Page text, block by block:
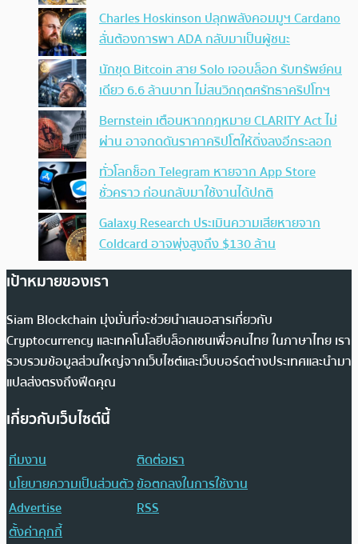
Charles Hoskinson ปลุกพลังคอมมูฯ Cardano
ลั่นต้องการพา ADA กลับมาเป็นผู้ชนะ
นักขุด Bitcoin สาย Solo เจอบล็อก รับทรัพย์คน
เดียว 6.6 ล้านบาท ไม่สนวิกฤตศรัทธาคริปโทฯ
Bernstein เตือนหากกฎหมาย CLARITY Act ไม่
ผ่าน อาจกดดันราคาคริปโตให้ดิ่งลงอีกระลอก
ทั่วโลกช็อก Telegram หายจาก App Store
ชั่วคราว ก่อนกลับมาใช้งานได้ปกติ
Galaxy Research ประเมินความเสียหายจาก
Coldcard อาจพุ่งสูงถึง $130 ล้าน
เป้าหมายของเรา
Siam Blockchain มุ่งมั่นที่จะช่วยนำเสนอสารเกี่ยวกับ
Cryptocurrency และเทคโนโลยีบล็อกเชนเพื่อคนไทย ในภาษาไทย เรา
รวบรวมข้อมูลส่วนใหญ่จากเว็บไซต์และเว็บบอร์ดต่างประเทศและนำมา
แปลส่งตรงถึงฟีดคุณ
เกี่ยวกับเว็บไซต์นี้
ทีมงาน
ติดต่อเรา
นโยบายความเป็นส่วนตัวข้อตกลงในการใช้งาน
Advertise
RSS
ตั้งค่าคุกกี้